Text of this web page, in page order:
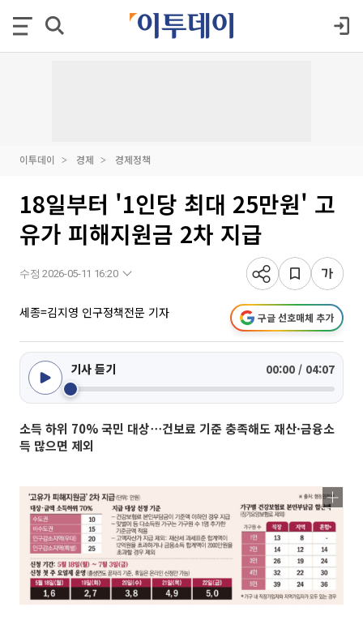
이투데이 경제 경제정책
18일부터 '1인당 최대 25만원' 고
유가 피해지원금 2차 지급
수정 2026-05-11 16:20
세종=김지영 인구정책전문 기자 구글 선호매체 추가
기사 듣기 00:00 / 04:07
소득 하위 70% 국민 대상⋯건보료 기준 충족해도 재산·금융소
득 많으면 제외